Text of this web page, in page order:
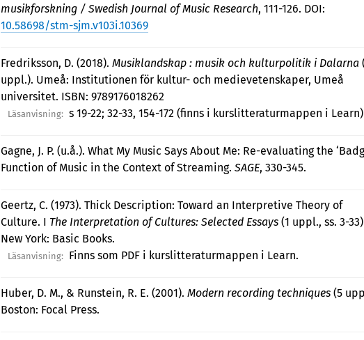
musikforskning / Swedish Journal of Music Research, 111-126. DOI:
10.58698/stm-sjm.v103i.10369
Fredriksson, D. (2018). Musiklandskap : musik och kulturpolitik i Dalarna
uppl.). Umeå: Institutionen för kultur- och medievetenskaper, Umeå
universitet. ISBN: 9789176018262
Läsanvisning: s 19-22; 32-33, 154-172 (finns i kurslitteraturmappen i Learn)
Gagne, J. P. (u.å.). What My Music Says About Me: Re-evaluating the
Function of Music in the Context of Streaming. SAGE, 330-345.
Geertz, C. (1973). Thick Description: Toward an Interpretive Theory of
Culture. I The Interpretation of Cultures: Selected Essays (1 uppl., ss. 3-
New York: Basic Books.
Läsanvisning: Finns som PDF i kurslitteraturmappen i Learn.
Huber, D. M., & Runstein, R. E. (2001). Modern recording techniques (5
Boston: Focal Press.